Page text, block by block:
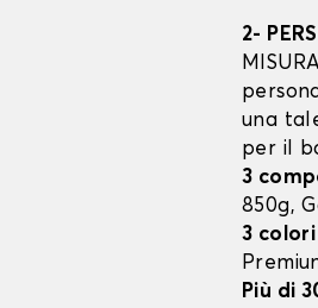
2-
una
per il
3
850g,
3
Più di